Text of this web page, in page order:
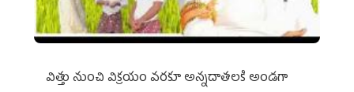
విత్తు నుంచి విక్రయం వరకూ అన్నదాతలకి అండగా